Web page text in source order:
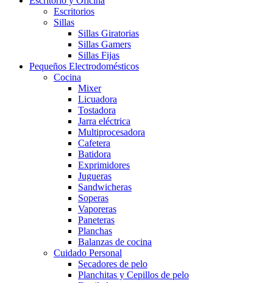
Escritorios
Sillas
Sillas Giratorias
Sillas Gamers
Sillas Fijas
Pequeños Electrodomésticos
Cocina
Mixer
Licuadora
Tostadora
Jarra eléctrica
Multiprocesadora
Cafetera
Batidora
Exprimidores
Jugueras
Sandwicheras
Soperas
Vaporeras
Paneteras
Planchas
Balanzas de cocina
Cuidado Personal
Secadores de pelo
Planchitas y Cepillos de pelo